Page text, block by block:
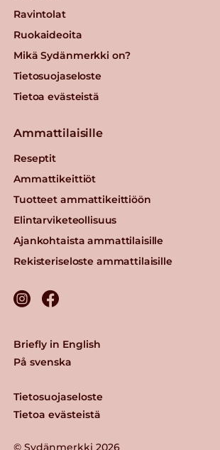
Ravintolat
Ruokaideoita
Mikä Sydänmerkki on?
Tietosuojaseloste
Tietoa evästeistä
Ammattilaisille
Reseptit
Ammattikeittiöt
Tuotteet ammattikeittiöön
Elintarviketeollisuus
Ajankohtaista ammattilaisille
Rekisteriseloste ammattilaisille
© Sydänmerkki 2026
Tietosuojaseloste
Tietoa evästeistä
Briefly in English
På svenska